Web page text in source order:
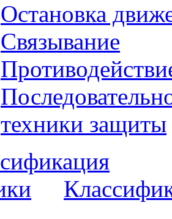
Остановка
Связывание
техники защиты